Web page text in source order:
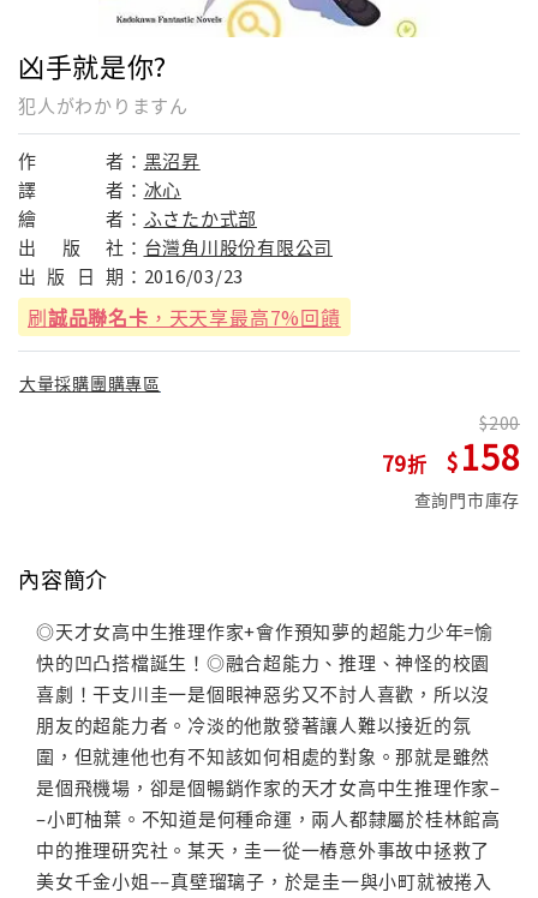
凶手就是你?
犯人がわかりますん
作 者： 黑沼昇
譯
者： 冰心
繪
者： ふさたか式部
出
版 社： 台灣角川股份有限公司
出 版 日 期： 2016/03/23
刷誠品聯名卡 ，天天享最高7%回饋
大量採購團購專區
79
200
158
查詢門市庫存
內容簡介
◎天才女高中生推理作家+會作預知夢的超能力少年=愉
快的凹凸搭檔誕生！◎融合超能力、推理、神怪的校園
喜劇！干支川圭一是個眼神惡劣又不討人喜歡，所以沒
朋友的超能力者。冷淡的他散發著讓人難以接近的氛
圍，但就連他也有不知該如何相處的對象。那就是雖然
是個飛機場，卻是個暢銷作家的天才女高中生推理作家–
–小町柚葉。不知道是何種命運，兩人都隸屬於桂林館高
中的推理研究社。某天，圭一從一樁意外事故中拯救了
美女千金小姐––真壁瑠璃子，於是圭一與小町就被捲入